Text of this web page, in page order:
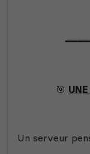
🎯
Un serveur